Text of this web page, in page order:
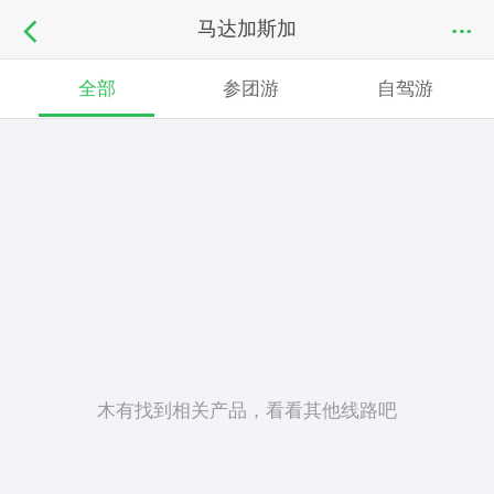
马达加斯加
全部 参团游 自驾游
木有找到相关产品，看看其他线路吧